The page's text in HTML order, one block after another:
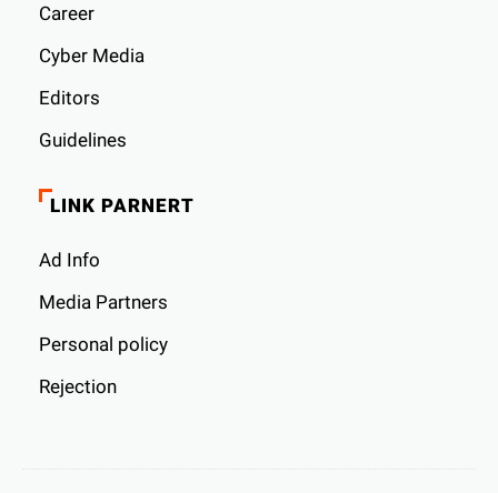
Career
Cyber ​​Media
Editors
Guidelines
LINK PARNERT
Ad Info
Media Partners
Personal policy
Rejection